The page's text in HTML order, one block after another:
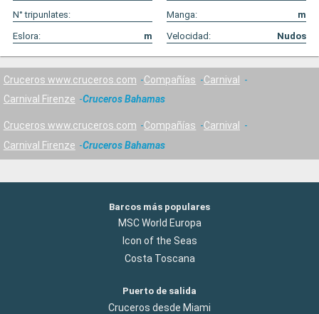
N° tripunlates:
Manga:
m
Eslora:
m Velocidad: Nudos
Cruceros www.cruceros.com Compañías
Carnival
Carnival Firenze
Cruceros Bahamas
Cruceros www.cruceros.com Compañías
Carnival
Carnival Firenze
Cruceros Bahamas
Barcos más populares
MSC World Europa
Icon of the Seas
Costa Toscana
Puerto de salida
Cruceros desde Miami